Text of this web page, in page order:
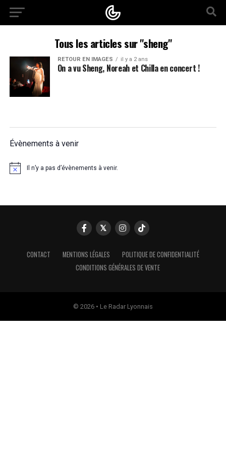
Tous les articles sur "sheng"
RETOUR EN IMAGES il y a 2 ans
On a vu Sheng, Noreah et Chilla en concert !
Évènements à venir
Notice Il n’y a pas d’évènements à venir.
CONTACT MENTIONS LÉGALES
POLITIQUE DE CONFIDENTIALITÉ
CONDITIONS GÉNÉRALES DE VENTE
© 2026 • Le Radar Lyonnais